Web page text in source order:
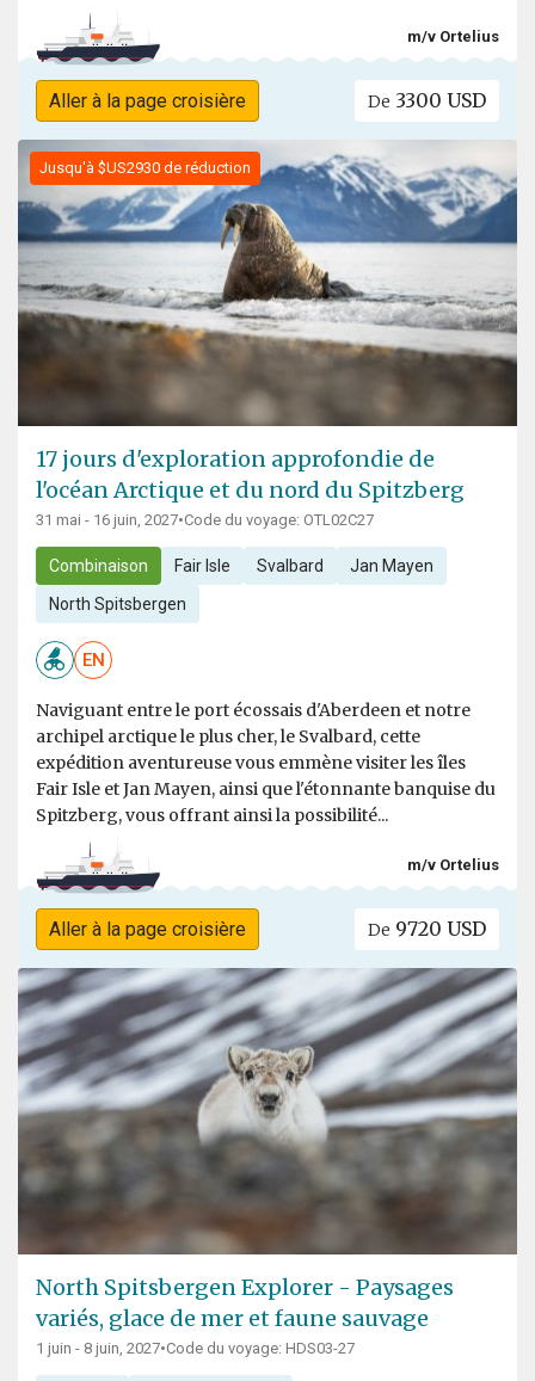
m/v Ortelius
Aller à la page croisière De 3300 USD
Jusqu'à $US2930 de réduction
17 jours d'exploration approfondie de
l'océan Arctique et du nord du Spitzberg
31 mai - 16 juin, 2027•Code du voyage: OTL02C27
Combinaison Fair Isle Svalbard Jan Mayen
North Spitsbergen
EN
Naviguant entre le port écossais d'Aberdeen et notre
archipel arctique le plus cher, le Svalbard, cette
expédition aventureuse vous emmène visiter les îles
Fair Isle et Jan Mayen, ainsi que l'étonnante banquise du
Spitzberg, vous offrant ainsi la possibilité...
m/v Ortelius
Aller à la page croisière De 9720 USD
North Spitsbergen Explorer - Paysages
variés, glace de mer et faune sauvage
1 juin - 8 juin, 2027•Code du voyage: HDS03-27